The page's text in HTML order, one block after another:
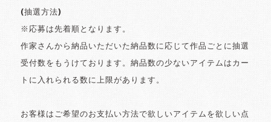
(抽選方法)
※応募は先着順となります。
作家さんから納品いただいた納品数に応じて作品ごとに抽選
受付数をもうけております。納品数の少ないアイテムはカー
トに入れられる数に上限があります。
お客様はご希望のお支払い方法で欲しいアイテムを欲しい点